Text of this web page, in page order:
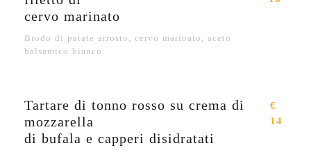
cervo marinato
Brodo di patate arrosto, cervo marinato, aceto
balsamico bianco
Tartare di tonno rosso su crema di
mozzarella
di bufala e capperi disidratati
€
14